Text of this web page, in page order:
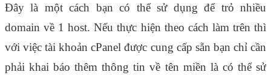
Đây là một cách bạn có thể sử dụng để trỏ nhiều
domain về 1 host. Nếu thực hiện theo cách làm trên thì
với việc tài khoản cPanel được cung cấp sẵn bạn chỉ cần
phải khai báo thêm thông tin về tên miền là có thể sử